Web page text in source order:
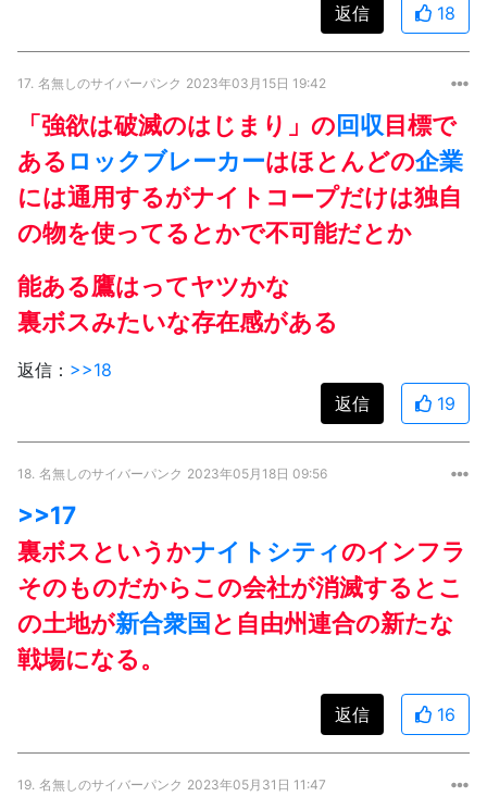
返信
18
17. 名無しのサイバーパンク 2023年03月15日 19:42
「強欲は破滅のはじまり」の回収目標で
ある ロックブレーカーはほとんどの企業
には通用するがナイトコープだけは独自
の物を使ってるとかで不可能だとか
能ある鷹はってヤツかな
裏ボスみたいな存在感がある
返信： >>18
返信
19
18. 名無しのサイバーパンク 2023年05月18日 09:56
>>17
裏ボスというかナイトシティのインフラ
そのものだからこの会社が消滅するとこ
の土地が新合衆国 と自由州連合の新たな
戦場になる。
返信 16
19. 名無しのサイバーパンク 2023年05月31日 11:47